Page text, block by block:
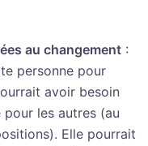
au changement :
personne pour
avoir besoin
les autres (au
Elle pourrait